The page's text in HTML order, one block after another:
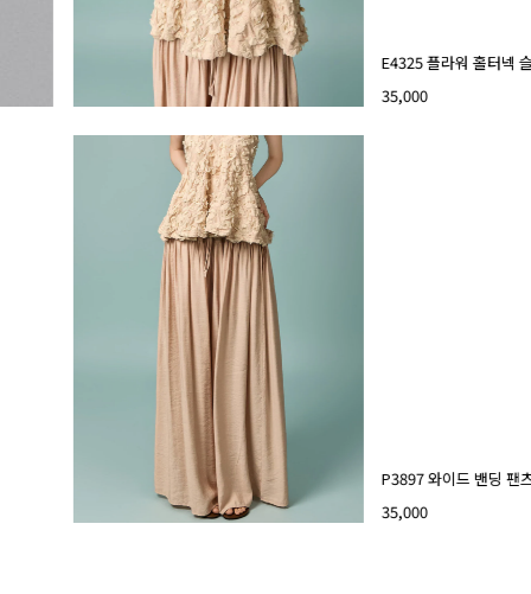
E4325 플라워 홀터넥
35,000
P3897 와이드 밴딩 팬
35,000